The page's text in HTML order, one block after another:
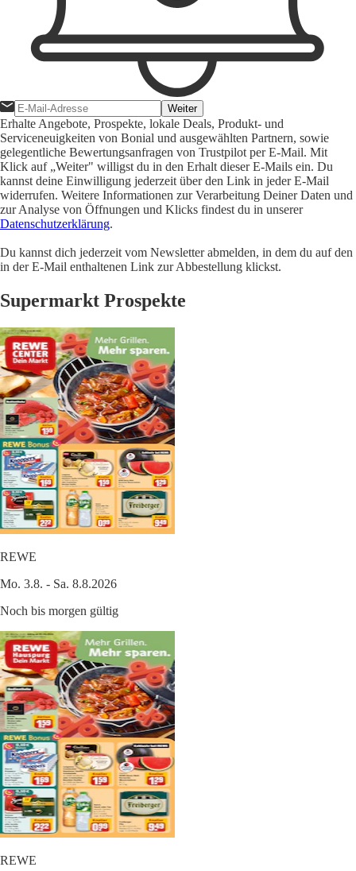
Weiter
Erhalte Angebote, Prospekte, lokale Deals, Produkt- und
Serviceneuigkeiten von Bonial und ausgewählten Partnern, sowie
gelegentliche Bewertungsanfragen von Trustpilot per E-Mail. Mit
Klick auf „Weiter" willigst du in den Erhalt dieser E-Mails ein. Du
kannst deine Einwilligung jederzeit über den Link in jeder E-Mail
widerrufen. Weitere Informationen zur Verarbeitung Deiner Daten und
zur Analyse von Öffnungen und Klicks findest du in unserer
Datenschutzerklärung.
Du kannst dich jederzeit vom Newsletter abmelden, in dem du auf den
in der E-Mail enthaltenen Link zur Abbestellung klickst.
Supermarkt Prospekte
REWE
Mo. 3.8. - Sa. 8.8.2026
Noch bis morgen gültig
REWE